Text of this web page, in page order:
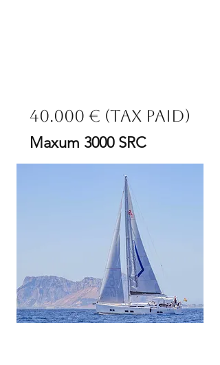
40.000 € (Tax Paid)
Maxum 3000 SRC
Eslora
199
Motor
520
cv
Ubicaci
ón